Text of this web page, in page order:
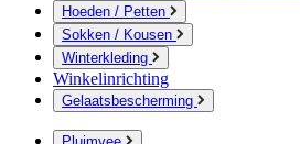
Hoeden / Petten
Sokken / Kousen
Winterkleding
Winkelinrichting
Gelaatsbescherming